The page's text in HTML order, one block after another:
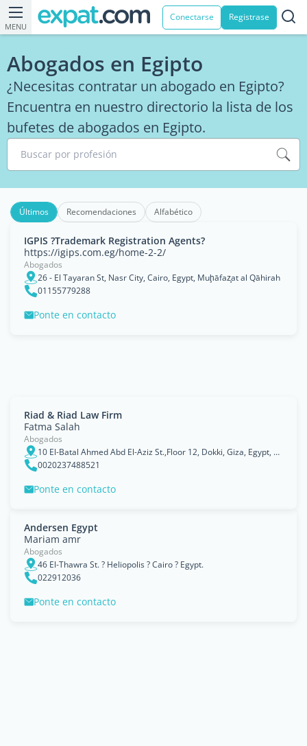
MENU
Conectarse Registrase
Abogados en Egipto
¿Necesitas contratar un abogado en Egipto?
Encuentra en nuestro directorio la lista de los
bufetes de abogados en Egipto.
Buscar por profesión
Últimos Recomendaciones Alfabético
IGPIS ?Trademark Registration Agents?
https://igips.com.eg/home-2-2/
Abogados
26 - El Tayaran St, Nasr City, Cairo, Egypt, Muḩāfaz̧at al Qāhirah
01155779288
Ponte en contacto
Riad & Riad Law Firm
Fatma Salah
Abogados
10 El-Batal Ahmed Abd El-Aziz St.,Floor 12, Dokki, Giza, Egypt, Cairo, Muḩāfaz̧at al Qāhirah
0020237488521
Ponte en contacto
Andersen Egypt
Mariam amr
Abogados
46 El-Thawra St. ? Heliopolis ? Cairo ? Egypt.
022912036
Ponte en contacto